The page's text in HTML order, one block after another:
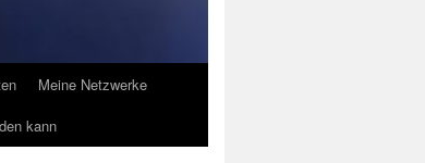
Meine Netzwerke
kann